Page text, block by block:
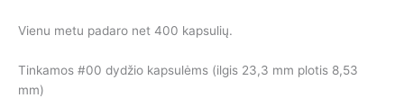
Vienu metu padaro net 400 kapsulių.
Tinkamos #00 dydžio kapsulėms (ilgis 23,3 mm plotis 8,53
mm)